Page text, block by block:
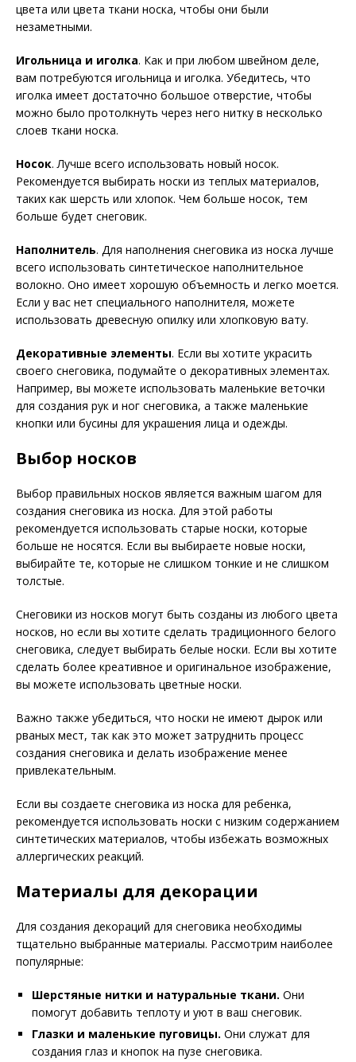
цвета или цвета ткани носка, чтобы они были
незаметными.
Игольница и иголка. Как и при любом швейном деле,
вам потребуются игольница и иголка. Убедитесь, что
иголка имеет достаточно большое отверстие, чтобы
можно было протолкнуть через него нитку в несколько
слоев ткани носка.
Носок. Лучше всего использовать новый носок.
Рекомендуется выбирать носки из теплых материалов,
таких как шерсть или хлопок. Чем больше носок, тем
больше будет снеговик.
Наполнитель. Для наполнения снеговика из носка лучше
всего использовать синтетическое наполнительное
волокно. Оно имеет хорошую объемность и легко моется.
Если у вас нет специального наполнителя, можете
использовать древесную опилку или хлопковую вату.
Декоративные элементы. Если вы хотите украсить
своего снеговика, подумайте о декоративных элементах.
Например, вы можете использовать маленькие веточки
для создания рук и ног снеговика, а также маленькие
кнопки или бусины для украшения лица и одежды.
Выбор носков
Выбор правильных носков является важным шагом для
создания снеговика из носка. Для этой работы
рекомендуется использовать старые носки, которые
больше не носятся. Если вы выбираете новые носки,
выбирайте те, которые не слишком тонкие и не слишком
толстые.
Снеговики из носков могут быть созданы из любого цвета
носков, но если вы хотите сделать традиционного белого
снеговика, следует выбирать белые носки. Если вы хотите
сделать более креативное и оригинальное изображение,
вы можете использовать цветные носки.
Важно также убедиться, что носки не имеют дырок или
рваных мест, так как это может затруднить процесс
создания снеговика и делать изображение менее
привлекательным.
Если вы создаете снеговика из носка для ребенка,
рекомендуется использовать носки с низким содержанием
синтетических материалов, чтобы избежать возможных
аллергических реакций.
Материалы для декорации
Для создания декораций для снеговика необходимы
тщательно выбранные материалы. Рассмотрим наиболее
популярные:
Шерстяные нитки и натуральные ткани. Они
помогут добавить теплоту и уют в ваш снеговик.
Глазки и маленькие пуговицы. Они служат для
создания глаз и кнопок на пузе снеговика.